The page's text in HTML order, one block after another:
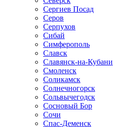
Сергиев Посад
Серов
Серпухов
Сибай
Симферополь
Славск
Славянск-на-Кубани
Смоленск
Соликамск
Солнечногорск
Сольвычегодск
Сосновый Бор
Сочи
Спас-Деменск